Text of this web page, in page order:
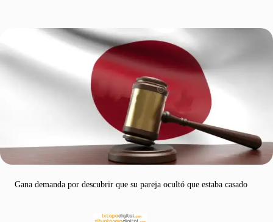
Gana demanda por descubrir que su pareja ocultó que estaba casado